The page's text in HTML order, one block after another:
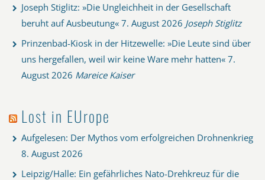
Joseph Stiglitz: »Die Ungleichheit in der Gesellschaft
beruht auf Ausbeutung« 7. August 2026 Joseph Stiglitz
Prinzenbad-Kiosk in der Hitzewelle: »Die Leute sind über
uns hergefallen, weil wir keine Ware mehr hatten« 7.
August 2026 Mareice Kaiser
Lost in EUrope
Aufgelesen: Der Mythos vom erfolgreichen Drohnenkrieg
8. August 2026
Leipzig/Halle: Ein gefährliches Nato-Drehkreuz für die